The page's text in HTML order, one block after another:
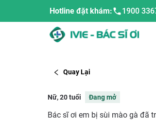
Hotline đặt khám: 1900
Quay Lại
Nữ, 20 tuổi Đang mở
Bác sĩ ơi em bị sùi mào gà đã